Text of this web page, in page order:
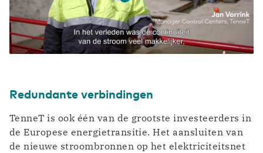
Redundante verbindingen
TenneT is ook één van de grootste investeerders in
de Europese energietransitie. Het aansluiten van
de nieuwe stroombronnen op het elektriciteitsnet